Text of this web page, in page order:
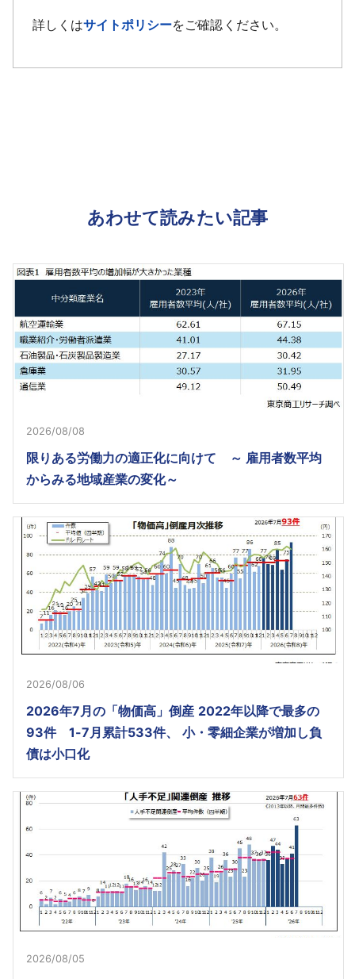
詳しくはサイトポリシーをご確認ください。
あわせて読みたい記事
2026/08/08
限りある労働力の適正化に向けて ～ 雇用者数平均
からみる地域産業の変化～
2026/08/06
2026年7月の「物価高」倒産 2022年以降で最多の
93件 1-7月累計533件、 小・零細企業が増加し負
債は小口化
2026/08/05